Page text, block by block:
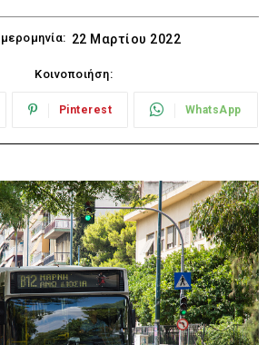
22 Μαρτίου 2022
Κοινοποιήση:
Pinterest WhatsApp